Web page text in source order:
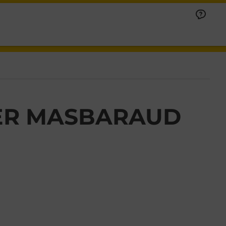
MASBARAUD